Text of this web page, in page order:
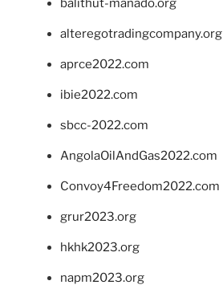
balithut-manado.org
alteregotradingcompany.org
aprce2022.com
ibie2022.com
sbcc-2022.com
AngolaOilAndGas2022.com
Convoy4Freedom2022.com
grur2023.org
hkhk2023.org
napm2023.org